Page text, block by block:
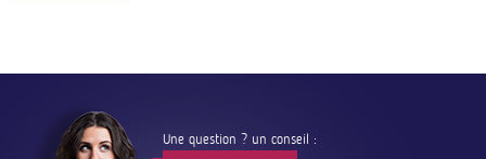
Une question ? un conseil :